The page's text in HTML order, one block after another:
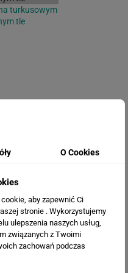
turkusowym
tle
Tle
O Cookies
aby zapewnić Ci
stronie . Wykorzystujemy
ulepszenia naszych usług,
związanych z Twoimi
zachowań podczas